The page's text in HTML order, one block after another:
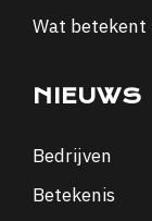
Wat betekent
NIEUWS
Bedrijven
Betekenis